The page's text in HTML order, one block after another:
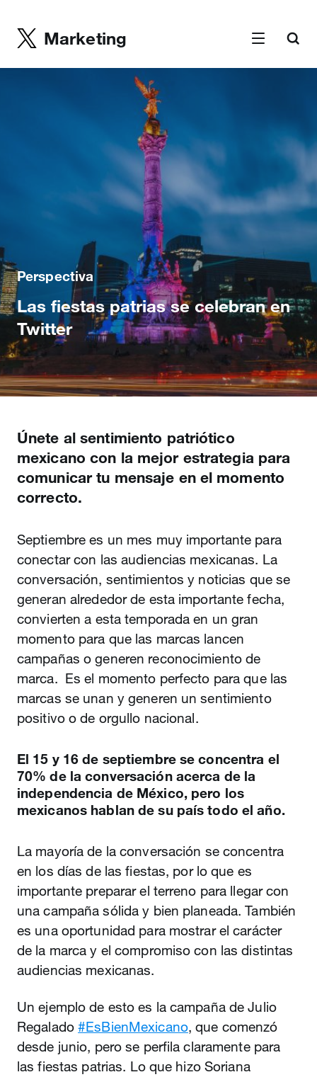
Marketing
Perspectiva
Las fiestas patrias se celebran en
Twitter
Únete al sentimiento patriótico
mexicano con la mejor estrategia para
comunicar tu mensaje en el momento
correcto.
Septiembre es un mes muy importante para
conectar con las audiencias mexicanas. La
conversación, sentimientos y noticias que se
generan alrededor de esta importante fecha,
convierten a esta temporada en un gran
momento para que las marcas lancen
campañas o generen reconocimiento de
marca. Es el momento perfecto para que las
marcas se unan y generen un sentimiento
positivo o de orgullo nacional.
El 15 y 16 de septiembre se concentra el
70% de la conversación acerca de la
independencia de México, pero los
mexicanos hablan de su país todo el año.
La mayoría de la conversación se concentra
en los días de las fiestas, por lo que es
importante preparar el terreno para llegar con
una campaña sólida y bien planeada. También
es una oportunidad para mostrar el carácter
de la marca y el compromiso con las distintas
audiencias mexicanas.
Un ejemplo de esto es la campaña de Julio
Regalado#EsBienMexicano, que comenzó
desde junio, pero se perfila claramente para
las fiestas patrias. Lo que hizo Soriana